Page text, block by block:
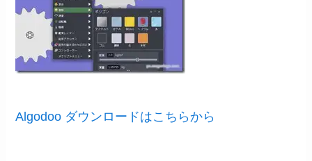
Algodoo ダウンロードはこちらから